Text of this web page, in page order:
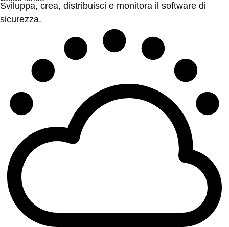
Sviluppa, crea, distribuisci e monitora il software di
sicurezza.